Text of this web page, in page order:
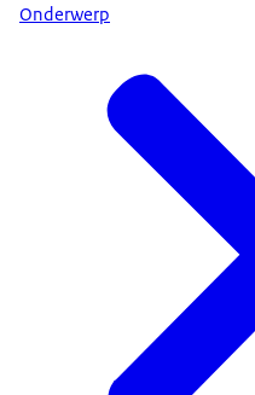
Onderwerp